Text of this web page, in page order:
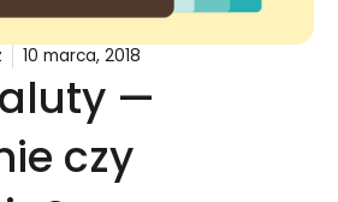
10 marca, 2018
—
czy